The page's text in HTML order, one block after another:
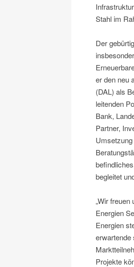
Stahl im
Der
er den neu
(DAL) als
leitenden
Bank,
Partner,
begleitet
„Wir
Energien
Energien
erwartende
Projekte